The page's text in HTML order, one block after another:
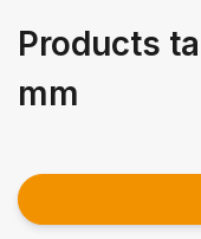
Products
mm